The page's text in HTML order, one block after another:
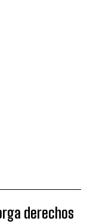
derechos